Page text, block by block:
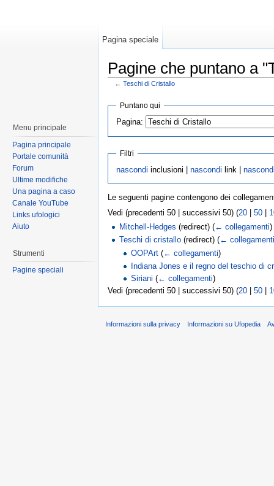
Pagine che puntano a
← Teschi di Cristallo
Puntano qui
Pagina:
Filtri
nascondi inclusioni | nascondi link |
Le seguenti pagine contengono dei
Vedi (precedenti 50 | successivi 50) (20 50
Mitchell-Hedges (redirect)(← collegamenti)
Teschi di cristallo (redirect)(←
OOPArt (← collegamenti)
Indiana Jones e il regno del teschio di
Siriani (← collegamenti)
Vedi (precedenti 50 | successivi 50) (20 50
Pagina speciale
Menu principale
Pagina principale
Portale comunità
Forum
Ultime modifiche
Una pagina a caso
Canale YouTube
Links ufologici
Aiuto
Strumenti
Pagine speciali
Informazioni sulla privacy Informazioni su Ufopedia